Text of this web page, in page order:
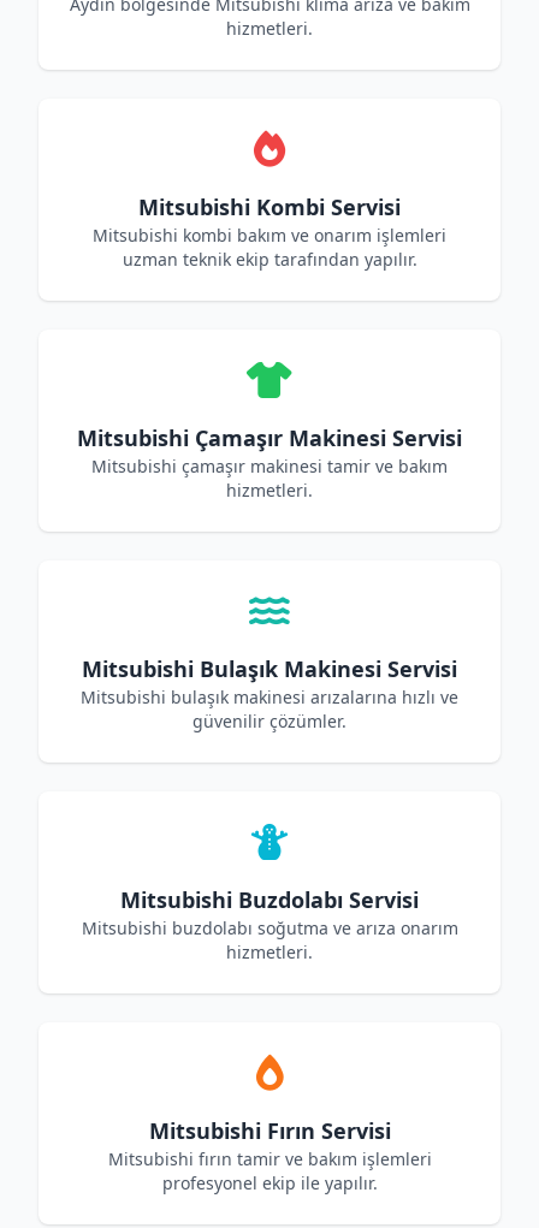
hizmetleri.
Mitsubishi Kombi Servisi
Mitsubishi kombi bakım ve onarım işlemleri
uzman teknik ekip tarafından yapılır.
Mitsubishi Çamaşır Makinesi Servisi
Mitsubishi çamaşır makinesi tamir ve bakım
hizmetleri.
Mitsubishi Bulaşık Makinesi Servisi
Mitsubishi bulaşık makinesi arızalarına hızlı ve
güvenilir çözümler.
Mitsubishi Buzdolabı Servisi
Mitsubishi buzdolabı soğutma ve arıza onarım
hizmetleri.
Mitsubishi Fırın Servisi
Mitsubishi fırın tamir ve bakım işlemleri
profesyonel ekip ile yapılır.